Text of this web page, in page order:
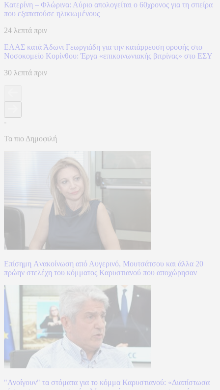
Κατερίνη – Φλώρινα: Αύριο απολογείται ο 60χρονος για τη σπείρα
που εξαπατούσε ηλικιωμένους
24 λεπτά πριν
ΕΛΑΣ κατά Άδωνι Γεωργιάδη για την κατάρρευση οροφής στο
Νοσοκομείο Κορίνθου: Έργα «επικοινωνιακής βιτρίνας» στο ΕΣΥ
30 λεπτά πριν
-
Τα πιο Δημοφιλή
Επίσημη Aνακοίνωση από Αυγερινό, Μουτσάτσου και άλλα 20
πρώην στελέχη του κόμματος Καρυστιανού που αποχώρησαν
"Ανοίγουν" τα στόματα για το κόμμα Καρυστιανού: «Διαπίστωσα